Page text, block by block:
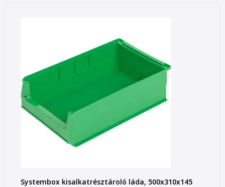
Systembox kisalkatrésztároló láda, 500x310x145